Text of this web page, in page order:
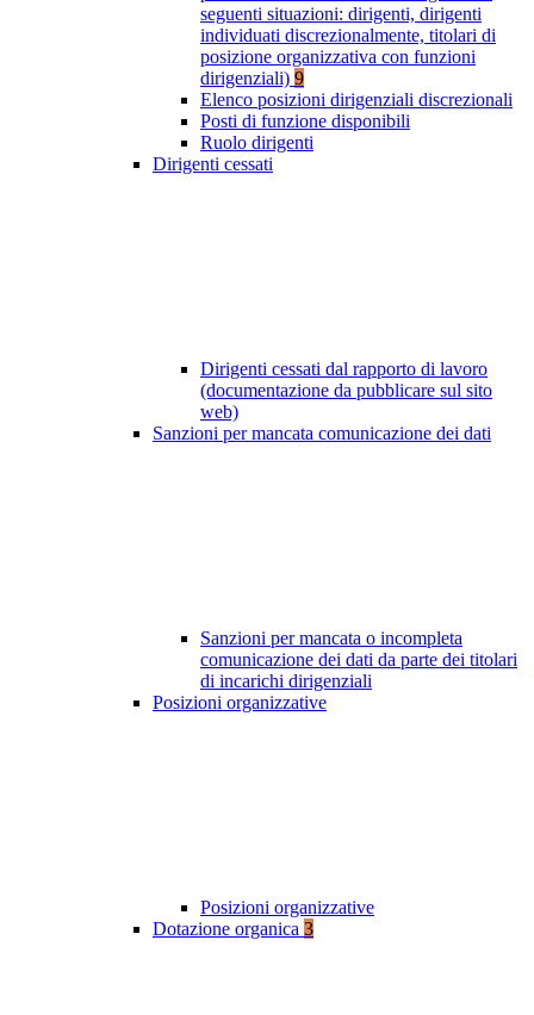
seguenti situazioni: dirigenti, dirigenti
individuati discrezionalmente, titolari di
posizione organizzativa con funzioni
dirigenziali) 9
Elenco posizioni dirigenziali discrezionali
Posti di funzione disponibili
Ruolo dirigenti
Dirigenti cessati
Dirigenti cessati dal rapporto di lavoro
(documentazione da pubblicare sul sito
web)
Sanzioni per mancata comunicazione dei dati
Sanzioni per mancata o incompleta
comunicazione dei dati da parte dei titolari
di incarichi dirigenziali
Posizioni organizzative
Posizioni organizzative
Dotazione organica 3